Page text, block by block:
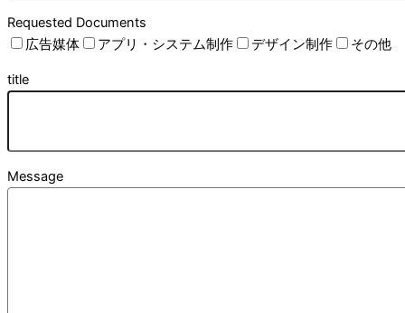
Requested Documents
広告媒体
アプリ・システム制作 デザイン制作 その他
title
Message